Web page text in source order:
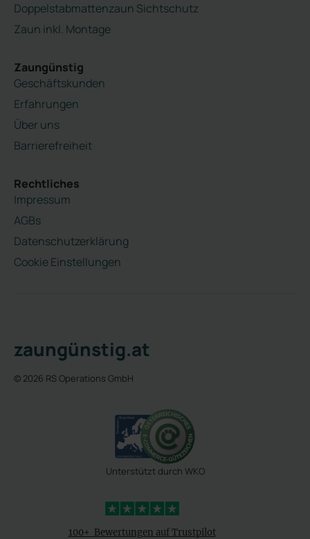
Doppelstabmattenzaun Sichtschutz
Zaun inkl. Montage
Zaungünstig
Geschäftskunden
Erfahrungen
Über uns
Barrierefreiheit
Rechtliches
Impressum
AGBs
Datenschutzerklärung
Cookie Einstellungen
zaungünstig.at
© 2026 RS Operations GmbH
Unterstützt durch WKO
4,3 Sterne
100+ Bewertungen auf Trustpilot